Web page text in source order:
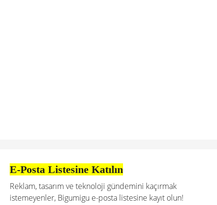
E-Posta Listesine Katılın
Reklam, tasarım ve teknoloji gündemini kaçırmak
istemeyenler, Bigumigu e-posta listesine kayıt olun!